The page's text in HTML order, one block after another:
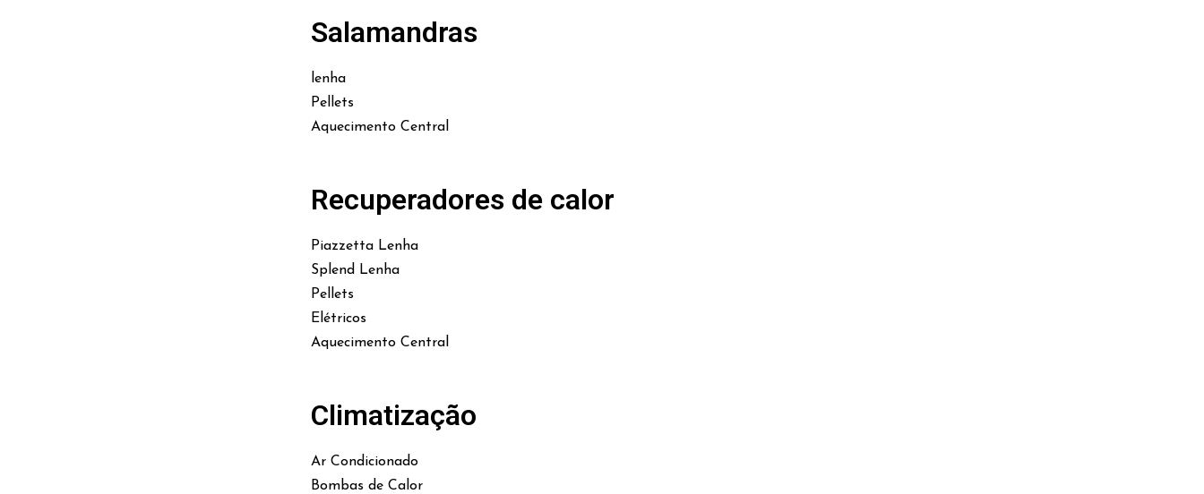
Salamandras
lenha
Pellets
Aquecimento Central
Recuperadores de calor
Piazzetta Lenha
Splend Lenha
Pellets
Elétricos
Aquecimento Central
Climatização
Ar Condicionado
Bombas de Calor